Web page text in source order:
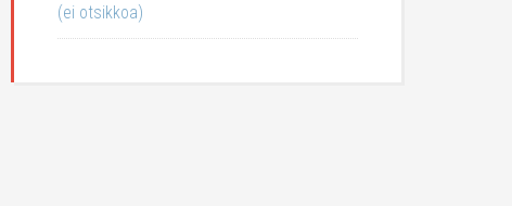
(ei otsikkoa)